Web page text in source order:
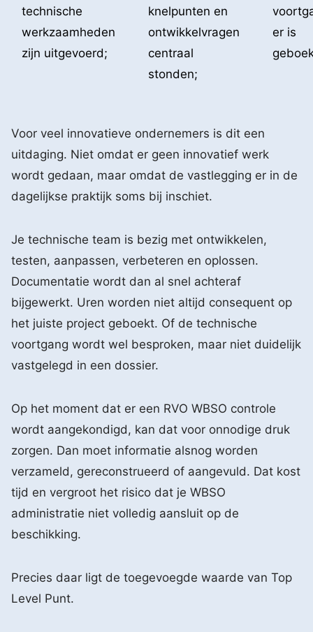
technische
werkzaamheden
zijn uitgevoerd;
knelpunten en
ontwikkelvragen
centraal
stonden;
er is
Voor veel innovatieve ondernemers is dit een
uitdaging. Niet omdat er geen innovatief werk
wordt gedaan, maar omdat de vastlegging er in de
dagelijkse praktijk soms bij inschiet.
Je technische team is bezig met ontwikkelen,
testen, aanpassen, verbeteren en oplossen.
Documentatie wordt dan al snel achteraf
bijgewerkt. Uren worden niet altijd consequent op
het juiste project geboekt. Of de technische
voortgang wordt wel besproken, maar niet duidelijk
vastgelegd in een dossier.
Op het moment dat er een RVO WBSO controle
wordt aangekondigd, kan dat voor onnodige druk
zorgen. Dan moet informatie alsnog worden
verzameld, gereconstrueerd of aangevuld. Dat kost
tijd en vergroot het risico dat je WBSO
administratie niet volledig aansluit op de
beschikking.
Precies daar ligt de toegevoegde waarde van Top
Level Punt.